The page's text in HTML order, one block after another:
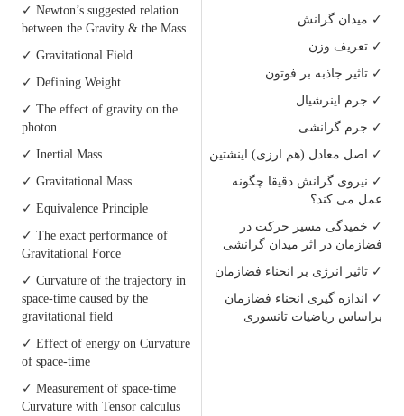
✓ میدان گرانش
✓ تعریف وزن
✓ تاثیر جاذبه بر فوتون
✓ جرم اینرشیال
✓ جرم گرانشی
✓ اصل معادل (هم ارزی) اینشتین
✓ نیروی گرانش دقیقا چگونه
عمل می کند؟
✓ خمیدگی مسیر حرکت در
فضازمان در اثر میدان گرانشی
✓ تاثیر انرژی بر انحناء فضازمان
✓ اندازه گیری انحناء فضازمان
براساس ریاضیات تانسوری
✓ Newton’s suggested relation
between the Gravity & the Mass
✓ Gravitational Field
✓ Defining Weight
✓ The effect of gravity on the
photon
✓ Inertial Mass
✓ Gravitational Mass
✓ Equivalence Principle
✓ The exact performance of
Gravitational Force
✓ Curvature of the trajectory in
space-time caused by the
gravitational field
✓ Effect of energy on Curvature
of space-time
✓ Measurement of space-time
Curvature with Tensor calculus